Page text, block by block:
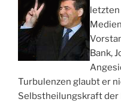
letzten
Bank,
Turbulenzen glaubt er
Selbstheilungskraft der